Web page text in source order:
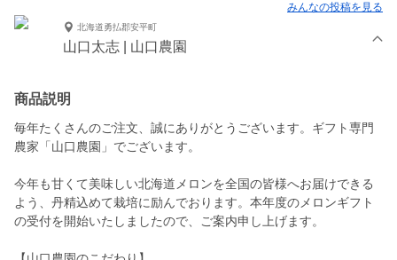
みんなの投稿を見る
北海道勇払郡安平町
山口太志 | 山口農園
商品説明
毎年たくさんのご注文、誠にありがとうございます。ギフト専門
農家「山口農園」でございます。
今年も甘くて美味しい北海道メロンを全国の皆様へお届けできる
よう、丹精込めて栽培に励んでおります。本年度のメロンギフト
の受付を開始いたしましたので、ご案内申し上げます。